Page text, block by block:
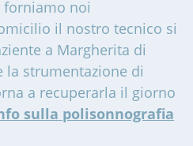
noi
il nostro tecnico si
a Margherita di
la strumentazione di
a recuperarla il giorno
sulla polisonnografia